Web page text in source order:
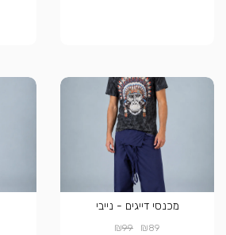
מכנסי דייגים - נייבי
₪89
₪99